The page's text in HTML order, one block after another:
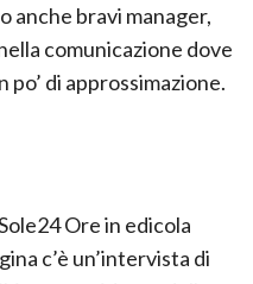
anche bravi manager,
comunicazione dove
po’ di approssimazione.
Ore in edicola
c’è un’intervista di